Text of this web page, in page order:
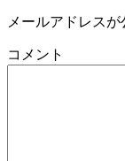
メールアドレスが
コメント